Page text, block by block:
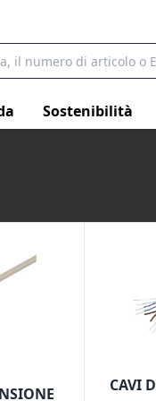
Sostenibilità
CAVI